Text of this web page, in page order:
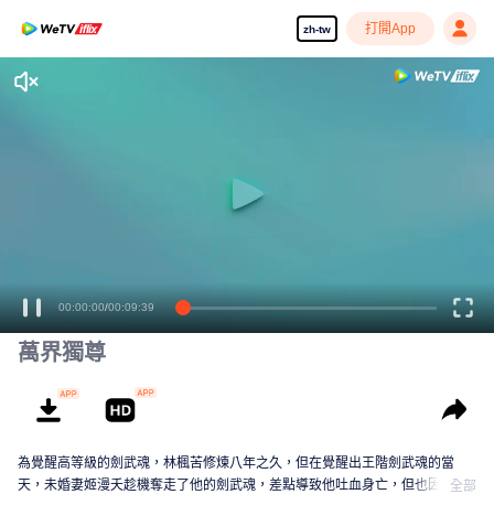
zh-tw 打開App
享受流暢高清劇集
00:00:00/00:09:39
萬界獨尊
為覺醒高等級的劍武魂，林楓苦修煉八年之久，但在覺醒出王階劍武魂的當
天，未婚妻姬漫夭趁機奪走了他的劍武魂，差點導致他吐血身亡，但也因此激
全部